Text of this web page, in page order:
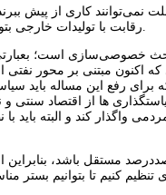
کاری از پیش ببرند
که اکنون مبتنی بر محور
برای رفع این مساله
ها از اقتصاد
کند و البته باید
مستقل باشد، بنابراین